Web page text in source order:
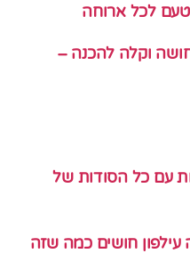
לכל ארוחה
וקלה להכנה –
עם כל הסודות של
חושים כמה שזה